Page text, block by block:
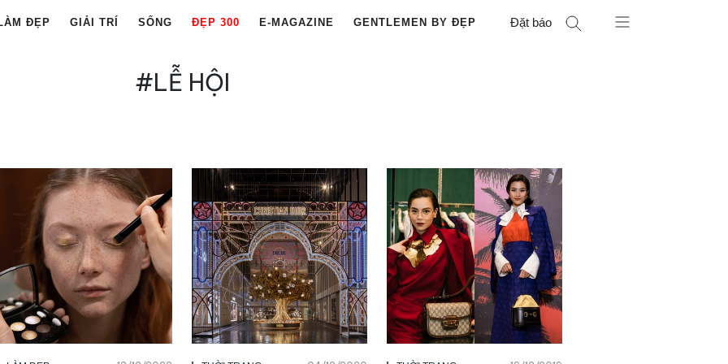
ĐẸP GIẢI TRÍ SỐNG ĐẸP 300 E-MAGAZINE GENTLEMEN BY ĐẸP Đặt báo
#LỄ HỘI